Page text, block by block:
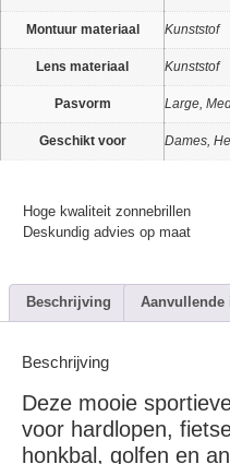
Montuur materiaal Kunststof
Lens materiaal Kunststof
Pasvorm Large,
Geschikt voor Dames,
Hoge kwaliteit zonnebrillen
Deskundig advies op maat
Beschrijving Aanvullende
Beschrijving
Deze mooie
voor hardlopen,
honkbal, golfen en